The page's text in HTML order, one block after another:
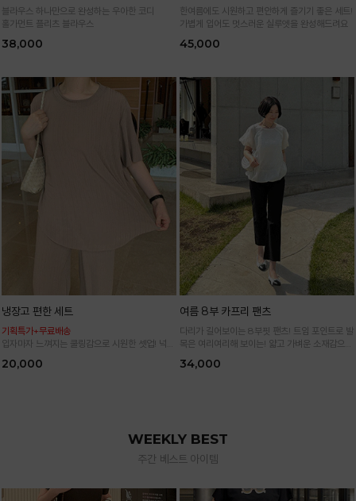
블라우스 하나만으로 완성하는 우아한 코디
홀가먼트 플리츠 블라우스
38,000
한여름에도 시원하고 편안하게 즐기기 좋은 세트!
가볍게 입어도 멋스러운 실루엣을 완성해드려요
45,000
냉장고 편한 세트
기획특가+무료배송
입자마자 느껴지는 쿨링감으로 시원한 셋업! 넉넉
20,000
여름 8부 카프리 팬츠
다리가 길어보이는 8부핏 팬츠! 트임 포인트로 발
목은 여리여리해 보이는! 얇고 가벼운 소재감으로
*블랙·주문폭주로 인한 입고지연·순차발송 진행중
34,000
WEEKLY BEST
주간 베스트 아이템